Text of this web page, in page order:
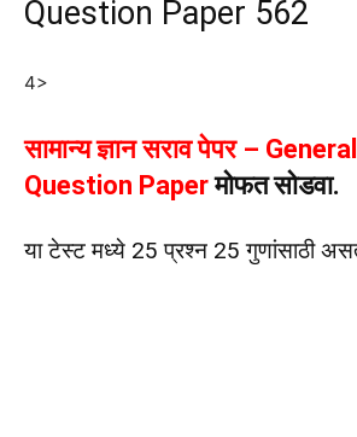
Question Paper 562
4>
सामान्य ज्ञान सराव पेपर –
Question Paperमोफत सोडवा.
या टेस्ट मध्ये 25 प्रश्न 25 गुणांसाठी